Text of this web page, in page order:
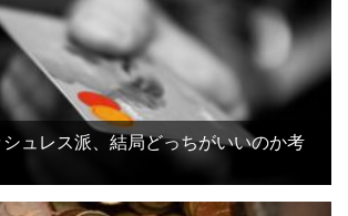
ュレス派、結局どっちがいいのか考